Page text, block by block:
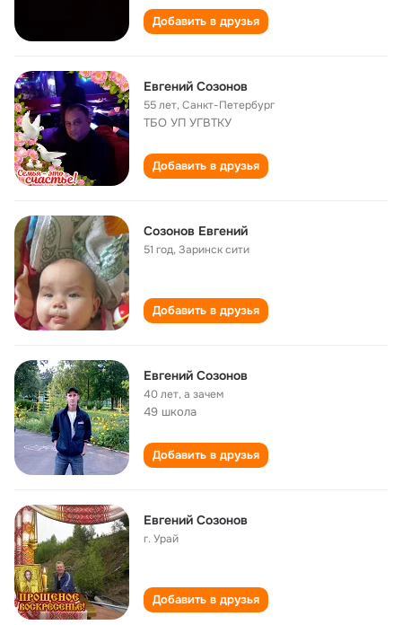
Добавить в друзья
Евгений Созонов
55 лет,Санкт-Петербург
ТБО УП УГВТКУ
Добавить в друзья
Созонов Евгений
51 год,Заринск сити
Добавить в друзья
Евгений Созонов
40 лет,а зачем
49 школа
Добавить в друзья
Евгений Созонов
г. Урай
Добавить в друзья